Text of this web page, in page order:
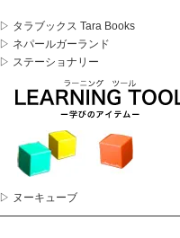
▷ タラブックス Tara Books
▷ ネパールガーランド
▷ ステーショナリー
▷ ヌーキューブ